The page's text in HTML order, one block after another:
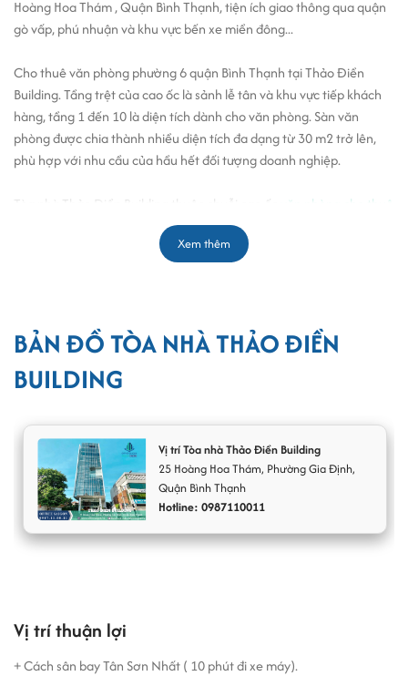
Hoàng Hoa Thám , Quận Bình Thạnh, tiện ích giao thông qua quận
gò vấp, phú nhuận và khu vực bến xe miền đông...
Cho thuê văn phòng phường 6 quận Bình Thạnh tại Thảo Điền
Building. Tầng trệt của cao ốc là sảnh lễ tân và khu vực tiếp khách
hàng, tầng 1 đến 10 là diện tích dành cho văn phòng. Sàn văn
phòng được chia thành nhiều diện tích đa dạng từ 30 m2 trở lên,
phù hợp với nhu cầu của hầu hết đối tượng doanh nghiệp.
Tòa nhà Thảo Điền Building thuộc chuỗi cao ốc
văn phòng cho thuê
đường Hoàng Hoa Thám quận Bình Thạnh
dựng gần 2000m2, kết cấu gồm 1 hầm - 10 tầng. Trong đó các sàn
công ty đặt văn phòng làm việc tại đây.
Bên cạnh đó, tòa cao ốc được trang bị nhiều tiện nghi phù hợp với
PCCC đạt chuẩn, hệ thống máy lạnh, đội ngũ an ninh nhiệt tình,
thân thiện… Tòa nhà này là một trong nhữngvăn phòng phường
Gia Định với nhiều tiện ích hứa hẹn sẽ trở thành nơi chứng kiến sự
thăng hoa trong công việc của quý doanh nghiệp.
Xem thêm
BẢN ĐỒ TÒA NHÀ THẢO ĐIỀN
BUILDING
Vị trí Tòa nhà Thảo Điền Building
25 Hoàng Hoa Thám, Phường Gia Định,
Quận Bình Thạnh
Hotline: 0987110011
Vị trí thuận lợi
+ Cách sân bay Tân Sơn Nhất ( 10 phút đi xe máy).